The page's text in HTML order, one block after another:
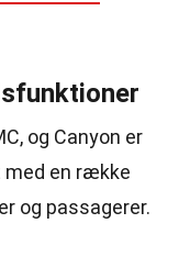
og Canyon er
med en række
og passagerer.